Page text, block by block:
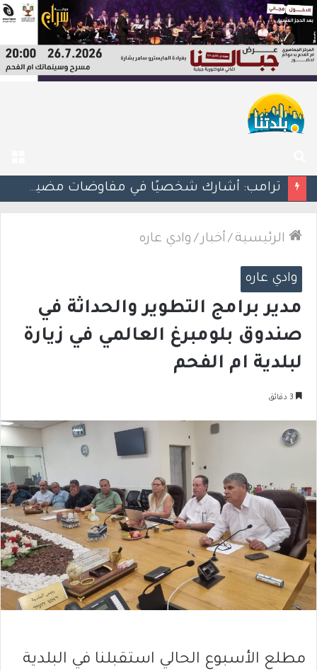
عن
ترامب: أشارك شخصيًا في مفاوضات مضيق هرمز.. والاتفاق قد يُنجز قريبًا
الرئيسية / أخبار / وادي عاره
وادي عاره
مدير برامج التطوير والحداثة في
صندوق بلومبرغ العالمي في زيارة
لبلدية ام الفحم
مطلع الأسبوع الحالي استقبلنا في البلدية